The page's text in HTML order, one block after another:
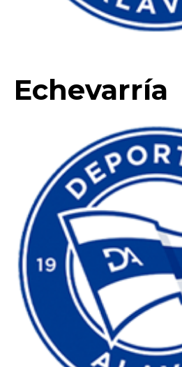
Echevarría